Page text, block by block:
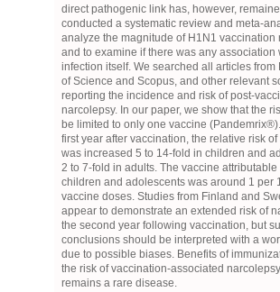
direct pathogenic link has, however,
conducted a systematic review and meta-
analyze the magnitude of H1N1 vaccination
and to examine if there was any association
infection itself. We searched all articles from
of Science and Scopus, and other relevant
reporting the incidence and risk of post-
narcolepsy. In our paper, we show that the
be limited to only one vaccine
first year after vaccination, the relative risk
was increased 5 to 14-fold in children and
2 to 7-fold in adults. The vaccine attributable
children and adolescents was around 1 per
vaccine doses. Studies from Finland and
appear to demonstrate an extended risk of
the second year following vaccination, but
conclusions should be interpreted with a
due to possible biases. Benefits of
the risk of vaccination-associated
remains a rare disease.